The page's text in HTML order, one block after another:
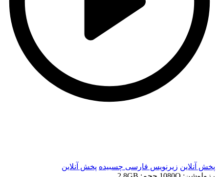
پخش آنلاین زیرنویس فارسی چسبیده پخش آنلاین